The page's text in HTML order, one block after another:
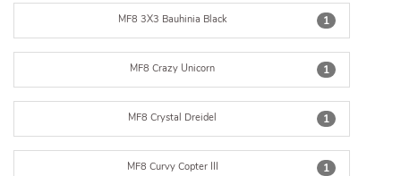
1
MF8 3X3 Bauhinia Black
1
MF8 Crazy Unicorn
1
MF8 Crystal Dreidel
1
MF8 Curvy Copter III